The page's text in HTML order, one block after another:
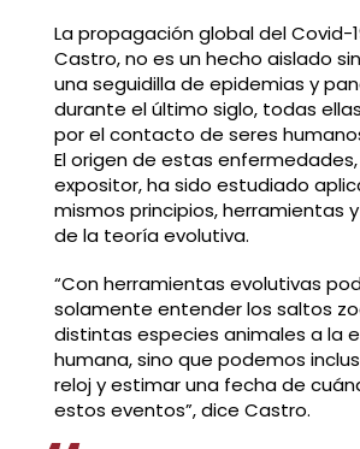
La propagación global del Covid-
Castro, no es un hecho aislado
una seguidilla de epidemias y
durante el último siglo, todas
por el contacto de seres
El origen de estas
expositor, ha sido estudiado
mismos principios, herramientas
de la teoría evolutiva.
“Con herramientas evolutivas
solamente entender los saltos
distintas especies animales a la
humana, sino que podemos
reloj y estimar una fecha de
estos eventos”, dice Castro.